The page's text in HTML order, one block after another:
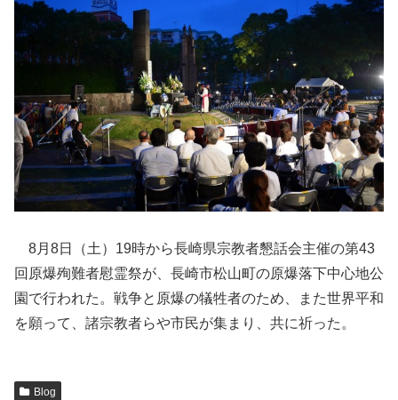
8月8日（土）19時から長崎県宗教者懇話会主催の第43
回原爆殉難者慰霊祭が、長崎市松山町の原爆落下中心地公
園で行われた。戦争と原爆の犠牲者のため、また世界平和
を願って、諸宗教者らや市民が集まり、共に祈った。
Blog